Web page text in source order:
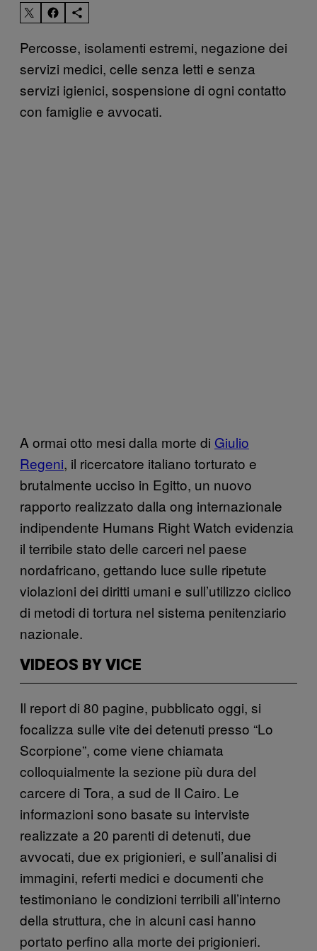
Percosse, isolamenti estremi, negazione dei
servizi medici, celle senza letti e senza
servizi igienici, sospensione di ogni contatto
con famiglie e avvocati.
A ormai otto mesi dalla morte di Giulio
Regeni, il ricercatore italiano torturato e
brutalmente ucciso in Egitto, un nuovo
rapporto realizzato dalla ong internazionale
indipendente Humans Right Watch evidenzia
il terribile stato delle carceri nel paese
nordafricano, gettando luce sulle ripetute
violazioni dei diritti umani e sull’utilizzo ciclico
di metodi di tortura nel sistema penitenziario
nazionale.
VIDEOS BY VICE
Il report di 80 pagine, pubblicato oggi, si
focalizza sulle vite dei detenuti presso “Lo
Scorpione”, come viene chiamata
colloquialmente la sezione più dura del
carcere di Tora, a sud de Il Cairo. Le
informazioni sono basate su interviste
realizzate a 20 parenti di detenuti, due
avvocati, due ex prigionieri, e sull’analisi di
immagini, referti medici e documenti che
testimoniano le condizioni terribili all’interno
della struttura, che in alcuni casi hanno
portato perfino alla morte dei prigionieri.